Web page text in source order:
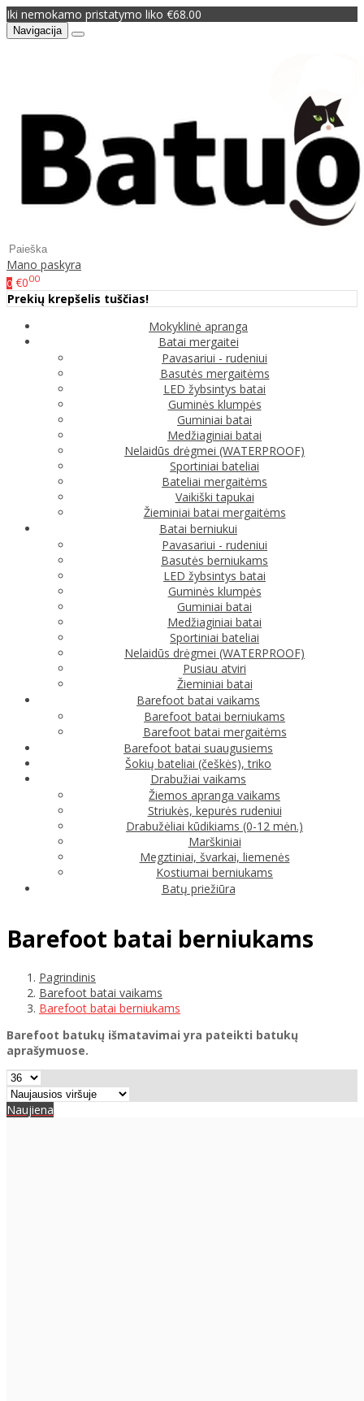
Iki nemokamo pristatymo liko €68.00
Navigacija
Mano paskyra
0 €000
Prekių krepšelis tuščias!
Mokyklinė apranga
Batai mergaitei
Pavasariui - rudeniui
Basutės mergaitėms
LED žybsintys batai
Guminės klumpės
Guminiai batai
Medžiaginiai batai
Nelaidūs drėgmei (WATERPROOF)
Sportiniai bateliai
Bateliai mergaitėms
Vaikiški tapukai
Žieminiai batai mergaitėms
Batai berniukui
Pavasariui - rudeniui
Basutės berniukams
LED žybsintys batai
Guminės klumpės
Guminiai batai
Medžiaginiai batai
Sportiniai bateliai
Nelaidūs drėgmei (WATERPROOF)
Pusiau atviri
Žieminiai batai
Barefoot batai vaikams
Barefoot batai berniukams
Barefoot batai mergaitėms
Barefoot batai suaugusiems
Šokių bateliai (češkės), triko
Drabužiai vaikams
Žiemos apranga vaikams
Striukės, kepurės rudeniui
Drabužėliai kūdikiams (0-12 mėn.)
Marškiniai
Megztiniai, švarkai, liemenės
Kostiumai berniukams
Batų priežiūra
Barefoot batai berniukams
Pagrindinis
Barefoot batai vaikams
Barefoot batai berniukams
Barefoot batukų išmatavimai yra pateikti batukų
aprašymuose.
Naujiena